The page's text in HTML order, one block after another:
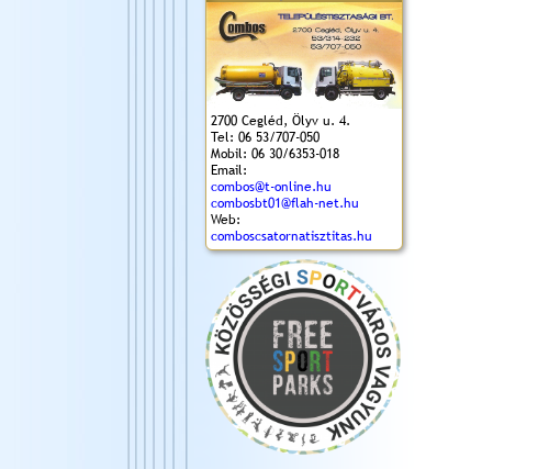
2700 Cegléd, Ölyv u. 4.
Tel: 06 53/707-050
Mobil: 06 30/6353-018
Email:
combos@t-online.hu
combosbt01@flah-net.hu
Web:
comboscsatornatisztitas.hu